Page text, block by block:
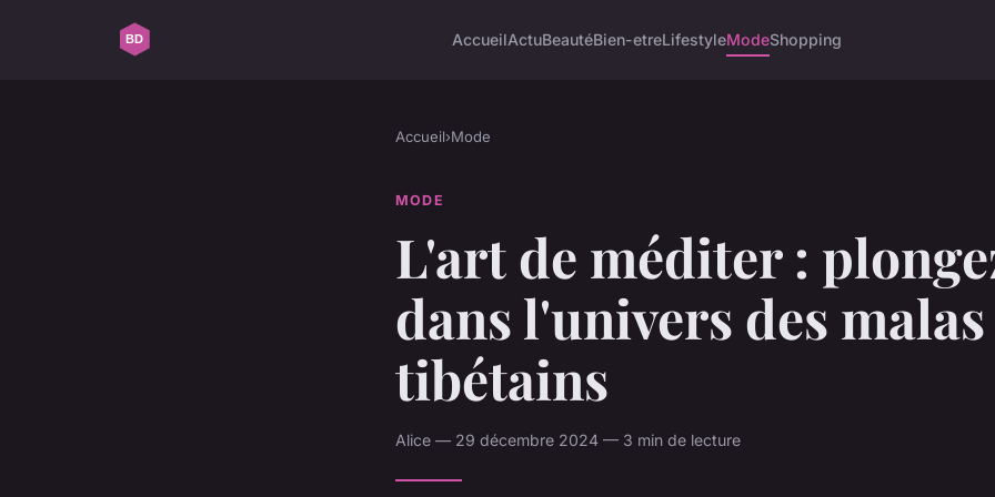
AccueilActuBeautéBien-etreLifestyleModeShopping
Accueil›Mode
MODE
L'art de méditer :
dans l'univers des malas
tibétains
Alice — 29 décembre 2024 — 3 min de lecture